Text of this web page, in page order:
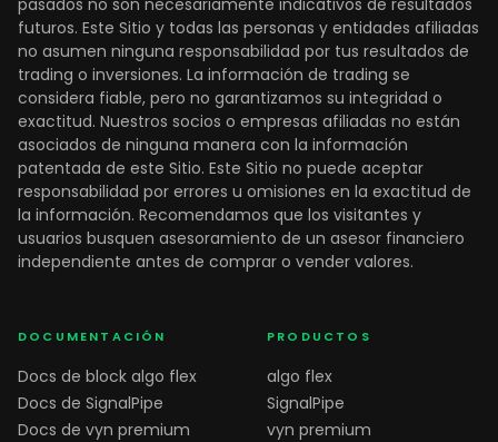
futuros. Este Sitio y todas las personas y entidades afiliadas
no asumen ninguna responsabilidad por tus resultados de
trading o inversiones. La información de trading se
considera fiable, pero no garantizamos su integridad o
exactitud. Nuestros socios o empresas afiliadas no están
asociados de ninguna manera con la información
patentada de este Sitio. Este Sitio no puede aceptar
responsabilidad por errores u omisiones en la exactitud de
la información. Recomendamos que los visitantes y
usuarios busquen asesoramiento de un asesor financiero
independiente antes de comprar o vender valores.
DOCUMENTACIÓN
Docs de block algo flex
Docs de SignalPipe
Docs de vyn premium
PRODUCTOS
algo flex
SignalPipe
vyn premium